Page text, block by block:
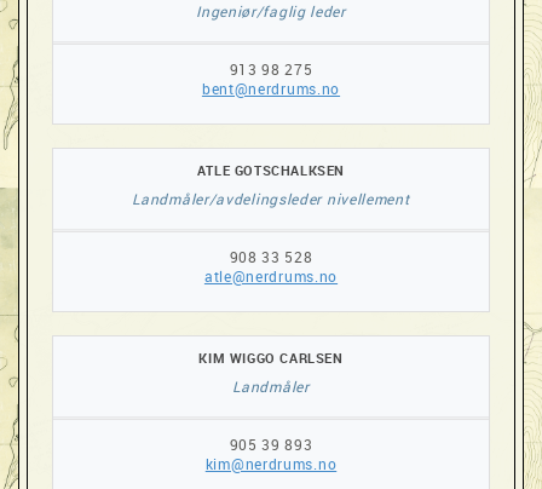
Ingeniør/faglig leder
913 98 275
bent@nerdrums.no
ATLE GOTSCHALKSEN
Landmåler/avdelingsleder nivellement
908 33 528
atle@nerdrums.no
KIM WIGGO CARLSEN
Landmåler
905 39 893
kim@nerdrums.no